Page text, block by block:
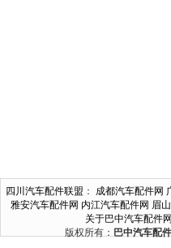
四川汽车配件联盟 ： 成都汽车配件网
雅安汽车配件网 内江汽车配件网 眉
关于巴中汽车配件网
版权所有： 巴中汽车配